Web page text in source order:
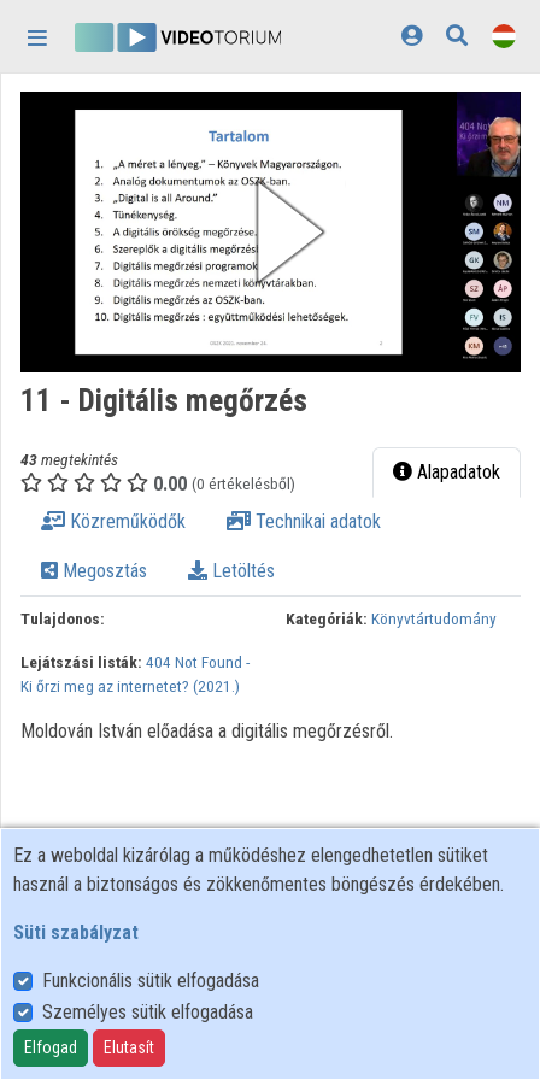
Bejelentkezés
Felfedezés
Kategóriák
Lejátszási listák
Intézmények
Közreműködők
Megjelenés:
11 - Digitális megőrzés
43megtekintés
0.00 (0 értékelésből) Alapadatok
Közreműködők Technikai adatok
Megosztás Letöltés
Tulajdonos: Kategóriák: Könyvtártudomány
Lejátszási listák: 404 Not Found -
Ki őrzi meg az internetet? (2021.)
Moldován István előadása a digitális megőrzésről.
Felhasználói szabályzat
Adatkezelési tájékoztató
Süti szabályzat
Ez a weboldal kizárólag a működéshez elengedhetetlen sütiket
használ a biztonságos és zökkenőmentes böngészés érdekében.
Süti szabályzat
Funkcionális sütik elfogadása
Személyes sütik elfogadása
Elfogad Elutasít